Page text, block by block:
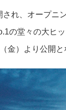
れ、オープニ
の堂々の大ヒ
金）より公開と